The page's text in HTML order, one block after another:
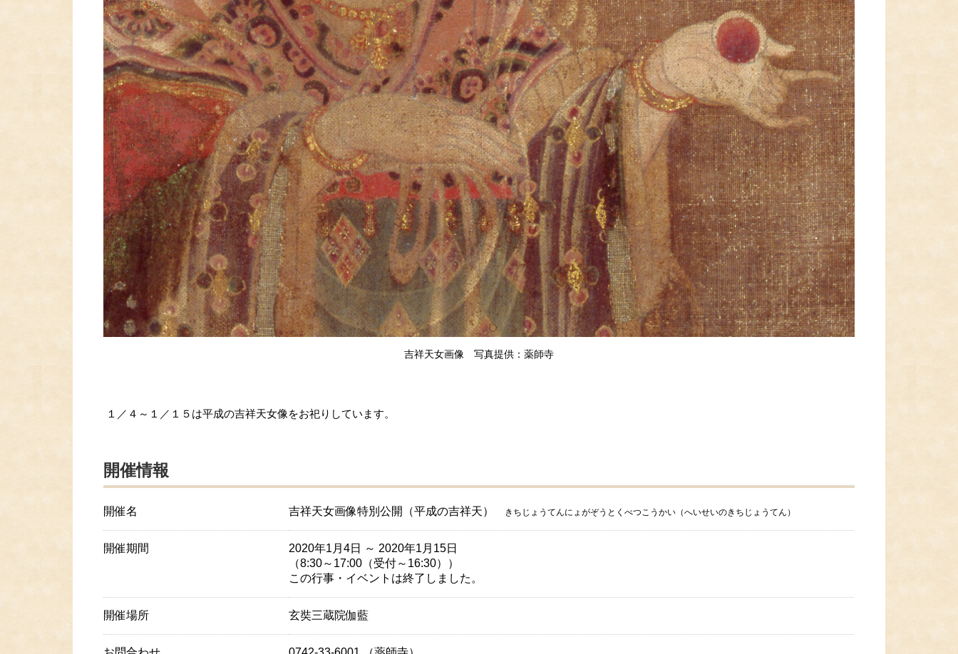
吉祥天女画像 写真提供：薬師寺
１／４～１／１５は平成の吉祥天女像をお祀りしています。
開催情報
開催名 吉祥天女画像特別公開（平成の吉祥天） きちじょうてんにょがぞうとくべつこうかい（へいせいのきちじょうてん）
開催期間
2020年1月4日 ～ 2020年1月15日
（8:30～17:00（受付～16:30））
この行事・イベントは終了しました。
開催場所 玄奘三蔵院伽藍